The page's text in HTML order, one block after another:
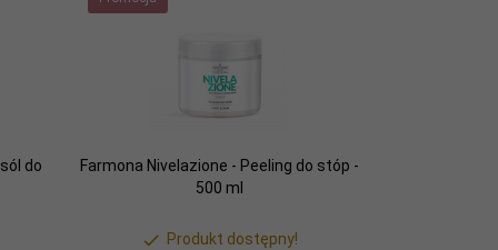
do
Farmona Nivelazione - Peeling do stóp -
500 ml
Produkt dostępny!